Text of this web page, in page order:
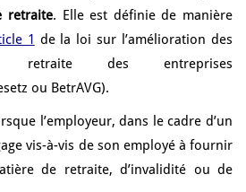
retraite. Elle est définie de manière
1 de la loi sur l’amélioration des
retraite des entreprises
ou BetrAVG).
l’employeur, dans le cadre d’un
vis-à-vis de son employé à fournir
de retraite, d’invalidité ou de